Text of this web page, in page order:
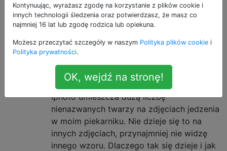
iPhoto to organizator zdjęć i edytor dla komputerów
Mac, który jest częścią pakietu aplikacji iLife, które są
sprzedawane indywidualnie
Nienazwane twarze w moim
piekarniku
Iphoto umieszcza dużą liczbę
nienazwanych twarzy na zdjęciach jedzenia
w moim piekarniku. Nie dzieje się to na
innych zdjęciach, przynajmniej nie widzę
innego wzoru. Dlaczego tak się dzieje i jak
Kontynuując, wyrażasz zgodę na korzystanie z plików cookie i
innych technologii śledzenia oraz potwierdzasz, że masz co
najmniej 16 lat lub zgodę rodzica lub opiekuna.
Możesz przeczytać szczegóły w naszym Polityka plików cookie i
Polityka prywatności.
OK, wejdź na stronę!